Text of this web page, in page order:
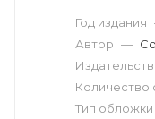
Год издания
Автор —
Количество
Тип обложки